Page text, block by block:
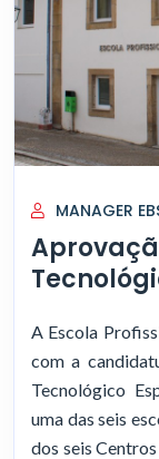
MANAGER
A Escola
com a
Tecnológico
uma das seis
dos seis